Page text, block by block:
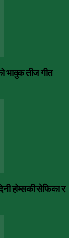
भावुक तीज गीत
होम्सकी सेफिका र